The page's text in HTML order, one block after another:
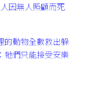
因無人照顧而死
的動物全數救出躲
牠們只能接受安樂